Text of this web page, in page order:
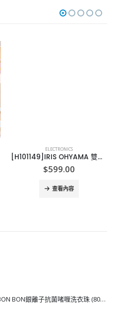
ELECTRONICS
[H101149]IRIS OHYAMA 雙管出風道多功能暖被除蟎乾燥機
$599.00
查看內容
[J206232] 日本BON BON銀離子抗菌啫喱洗衣珠 (80粒)